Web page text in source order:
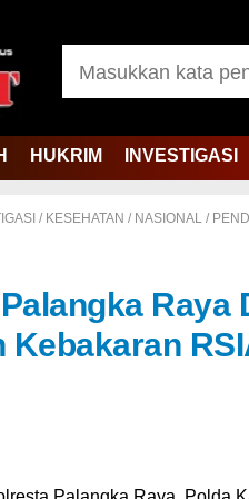
HUKRIM INVESTIGASI
/ KESEHATAN / NASIONAL/
Raya